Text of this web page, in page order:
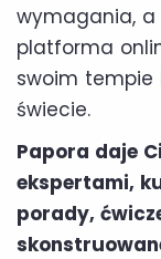
wymagania,
platforma
swoim
świecie.
Papora daje
ekspertami,
porady,